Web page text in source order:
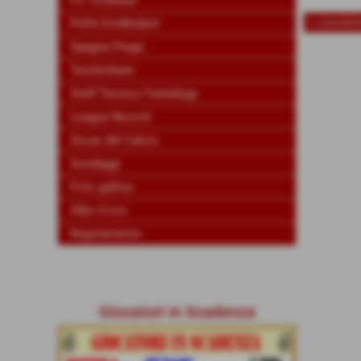
Psfrè Eindhobert
Spagna Praga
Teottenham
Staff Tecnico Fantalega
League Record
Oscar del Calcio
Sondaggi
Foto gallery
Albo d´oro
Regolamento
Giocatori in Scadenza